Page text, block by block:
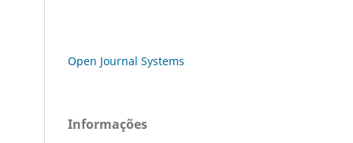
Open Journal Systems
Informações